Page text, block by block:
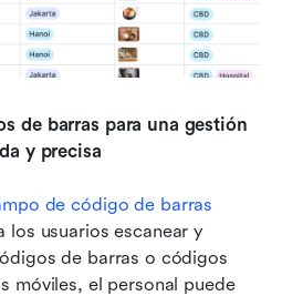
de barras para una gestión
y precisa
de código de barras
usuarios escanear y
de barras o códigos
móviles, el personal puede